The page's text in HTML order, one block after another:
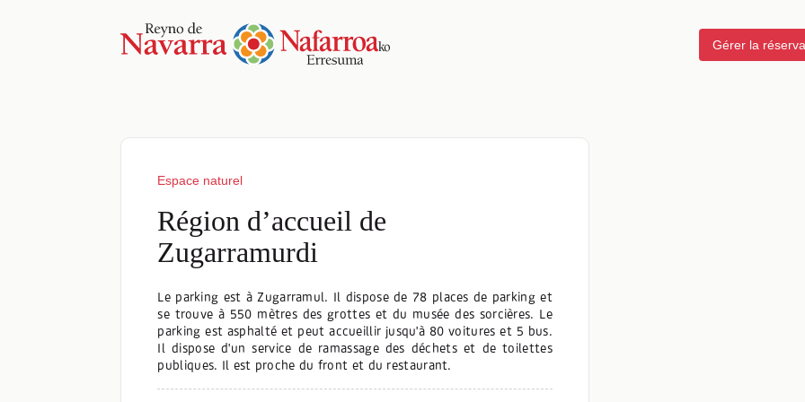
Gérer la
Espace naturel
Région d’accueil de
Zugarramurdi
Le parking est à Zugarramul. Il dispose de 78 places de parking et
se trouve à 550 mètres des grottes et du musée des sorcières. Le
parking est asphalté et peut accueillir jusqu'à 80 voitures et 5 bus.
Il dispose d'un service de ramassage des déchets et de toilettes
publiques. Il est proche du front et du restaurant.